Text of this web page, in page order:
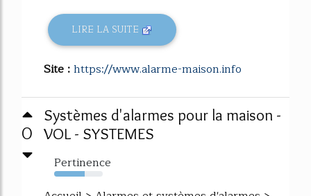
LIRE LA SUITE
Site :https://www.alarme-maison.info
0
Systèmes d'alarmes pour la maison -
VOL - SYSTEMES
Pertinence
63%